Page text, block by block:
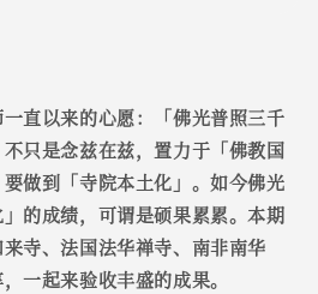
直以来的心愿：「佛光普照三千
只是念兹在兹，置力于「佛教国
做到「寺院本土化」。如今佛光
的成绩，可谓是硕果累累。本期
寺、法国法华禅寺、南非南华
一起来验收丰盛的成果。